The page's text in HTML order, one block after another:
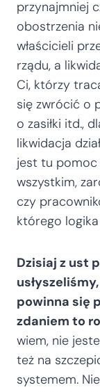
przynajmniej
obostrzenia
właścicieli
rządu, a
Ci, którzy
się zwrócić o
o zasiłki itd.,
likwidacja
jest tu pomoc
wszystkim,
czy
którego
Dzisiaj z ust
powinna się
zdaniem to
wiem, nie
też na
systemem.